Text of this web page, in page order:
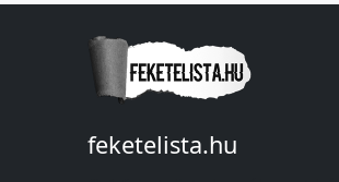
feketelista.hu